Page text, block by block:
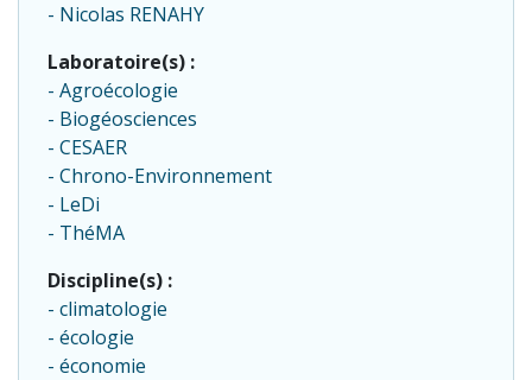
Nicolas RENAHY
Laboratoire(s) :
Agroécologie
Biogéosciences
CESAER
Chrono-Environnement
LeDi
ThéMA
Discipline(s) :
climatologie
écologie
économie